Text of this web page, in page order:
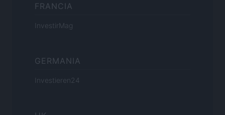
FRANCIA
InvestirMag
GERMANIA
Investieren24